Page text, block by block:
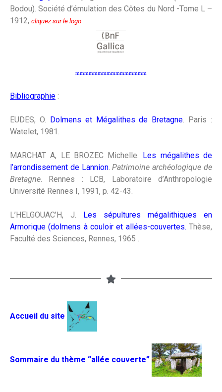
Bodou). Société d’émulation des Côtes du Nord -Tome L –
1912, cliquez sur le logo
mmmmmmmmmmmmmmmm
Bibliographie :
EUDES, O. Dolmens et Mégalithes de Bretagne . Paris :
Watelet, 1981.
MARCHAT A, LE BROZEC Michelle. Les mégalithes de
l’arrondissement de Lannion.Patrimoine archéologique de
Bretagne . Rennes : LCB, Laboratoire d’Anthropologie
Université Rennes I, 1991, p. 42-43.
L’HELGOUAC’H, J. Les sépultures mégalithiques en
Armorique (dolmens à couloir et allées-couvertes. Thèse,
Faculté des Sciences, Rennes, 1965 .
Accueil du site
Sommaire du thème “allée couverte”